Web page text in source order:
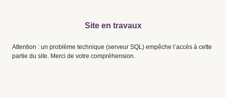
Site en travaux
Attention : un problème technique (serveur SQL) empêche l’accès à cette
partie du site. Merci de votre compréhension.